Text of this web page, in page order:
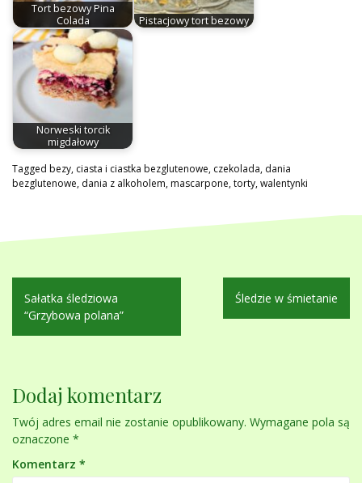
Tort bezowy Pina
Colada
Pistacjowy tort bezowy
Norweski torcik
migdałowy
Tagged bezy, ciasta i ciastka bezglutenowe, czekolada, dania
bezglutenowe, dania z alkoholem,mascarpone,torty,walentynki
Nawigacja
wpisu
Sałatka śledziowa
“Grzybowa polana”
Śledzie w śmietanie
Dodaj komentarz
Twój adres email nie zostanie opublikowany. Wymagane pola są
oznaczone *
Komentarz *